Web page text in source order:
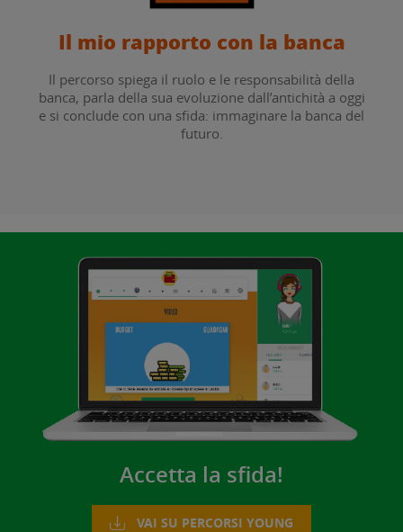
Il mio rapporto con la banca
Il percorso spiega il ruolo e le responsabilità della
banca, parla della sua evoluzione dall’antichità a oggi
e si conclude con una sfida: immaginare la banca del
futuro.
Accetta la sfida!
VAI SU PERCORSI YOUNG